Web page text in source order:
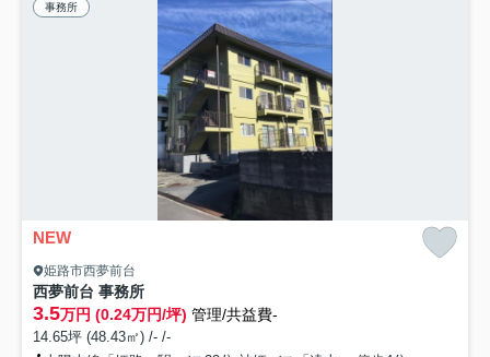
事務所
NEW
姫路市西夢前台
西夢前台 事務所
3.5万円 (0.24万円/坪) 管理/共益費-
14.65坪 (48.43㎡) /- /-